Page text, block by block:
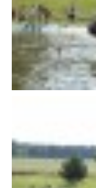
HASIČSKÉ DESATERO
SVATÝ FLORIÁN